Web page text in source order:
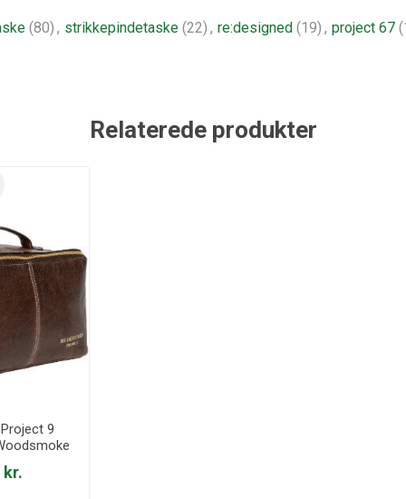
(80) , strikkepindetaske (22) , re:designed (19) , project 67
Relaterede produkter
Project 9
kr.